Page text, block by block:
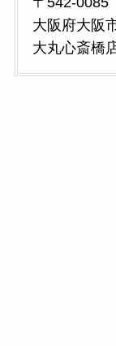
大阪府大阪
大丸心斎橋